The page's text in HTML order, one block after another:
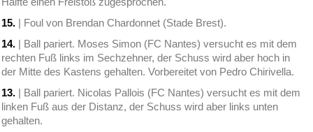
15. | Foul von Brendan Chardonnet (Stade Brest).
14. | Ball pariert. Moses Simon (FC Nantes) versucht es mit dem
rechten Fuß links im Sechzehner, der Schuss wird aber hoch in
der Mitte des Kastens gehalten. Vorbereitet von Pedro Chirivella.
13. | Ball pariert. Nicolas Pallois (FC Nantes) versucht es mit dem
linken Fuß aus der Distanz, der Schuss wird aber links unten
gehalten.